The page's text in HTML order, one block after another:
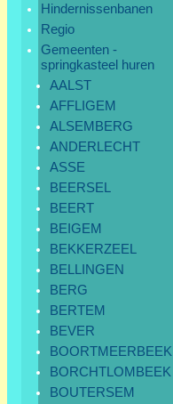
Hindernissenbanen
Regio
Gemeenten -
springkasteel huren
AALST
AFFLIGEM
ALSEMBERG
ANDERLECHT
ASSE
BEERSEL
BEERT
BEIGEM
BEKKERZEEL
BELLINGEN
BERG
BERTEM
BEVER
BOORTMEERBEEK
BORCHTLOMBEEK
BOUTERSEM